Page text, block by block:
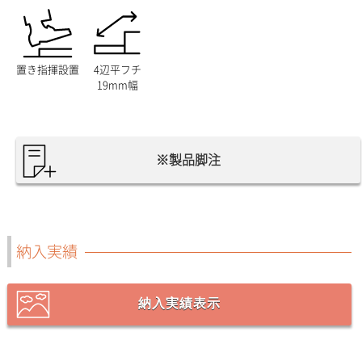
置き指揮設置
4辺平フチ
19mm幅
※製品脚注
納入実績